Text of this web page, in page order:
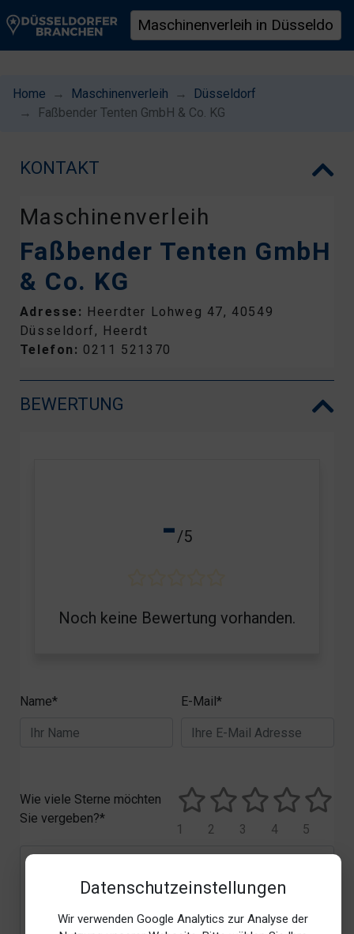
Datenschutzeinstellungen
Wir verwenden Google Analytics zur Analyse der
Home Maschinenverleih
Düsseldorf
Faßbender Tenten GmbH & Co. KG
KONTAKT
Maschinenverleih
Faßbender Tenten GmbH
& Co. KG
Adresse: Heerdter Lohweg 47, 40549
Düsseldorf, Heerdt
Telefon: 0211 521370
BEWERTUNG
-/5
Noch keine Bewertung vorhanden.
Name* E-Mail*
Wie viele Sterne möchten
Sie vergeben?*
5
4
3
2
1